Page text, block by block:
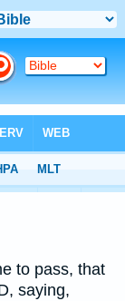
to pass, that
saying,